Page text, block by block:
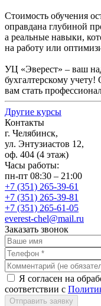
Стоимость обучения
оправдана глубиной
а реальные навыки,
на работу или
УЦ «Эверест» – ваш
бухгалтерскому
вам стать
Другие курсы
Контакты
г. Челябинск,
ул. Энтузиастов 12,
оф. 404 (4 этаж)
Часы работы:
пн-пт 08:30 – 21:00
+7 (351) 265-39-61
+7 (351) 265-39-81
+7 (351) 265-61-05
everest-chel@mail.ru
Заказать звонок
Я согласен на
соответствии с
Отправить заявку